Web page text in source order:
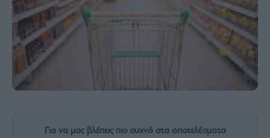
Media
Winners
&
Losers
Επι-
θετικά
Rumors
Για να μας βλέπεις πιο συχνά στα αποτελέσματα